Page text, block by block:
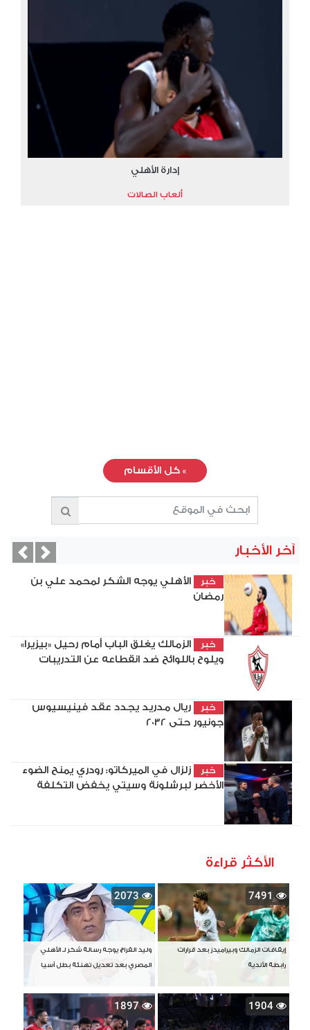
إدارة الأهلي
ألعاب الصالات
» كل الأقسام
آخر الأخبار
خبر
الأهلي يوجه الشكر لمحمد علي بن
رمضان
خبر
الزمالك يغلق الباب أمام رحيل «بيزيرا»
ويلوح باللوائح ضد انقطاعه عن التدريبات
خبر
ريال مدريد يجدد عقد فينيسيوس
جونيور حتى 2032
خبر
زلزال في الميركاتو: رودري يمنح الضوء
الأخضر لبرشلونة وسيتي يخفض التكلفة
Next
الأكثر قراءة
7491
إيقافات الزمالك وبيراميدز بعد قرارات
رابطة الأندية
2073
وليد الفراج يوجه رسالة شكر لـ الأهلي
المصري بعد تعديل تهنئة بطل آسيا
1904
1897